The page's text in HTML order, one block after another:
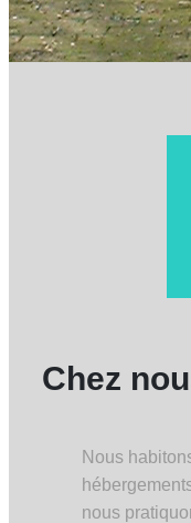
Chez
Nous
nous